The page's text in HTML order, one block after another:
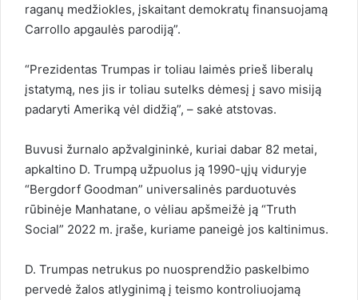
raganų medžiokles, įskaitant demokratų finansuojamą
Carrollo apgaulės parodiją”.
“Prezidentas Trumpas ir toliau laimės prieš liberalų
įstatymą, nes jis ir toliau sutelks dėmesį į savo misiją
padaryti Ameriką vėl didžią”, – sakė atstovas.
Buvusi žurnalo apžvalgininkė, kuriai dabar 82 metai,
apkaltino D. Trumpą užpuolus ją 1990-ųjų viduryje
“Bergdorf Goodman” universalinės parduotuvės
rūbinėje Manhatane, o vėliau apšmeižė ją “Truth
Social” 2022 m. įraše, kuriame paneigė jos kaltinimus.
D. Trumpas netrukus po nuosprendžio paskelbimo
pervedė žalos atlyginimą į teismo kontroliuojamą